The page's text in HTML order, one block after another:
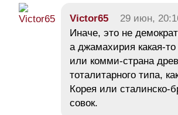
Victor65 29 июн,
Иначе, это не
а джамахирия какая-то
или комми-страна
тоталитарного типа,
Корея или сталинско-
совок.